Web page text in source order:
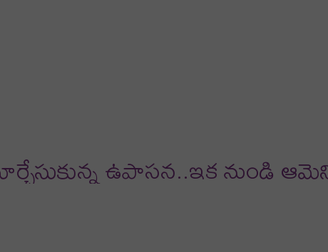
మార్చేసుకున్న ఉపాసన..ఇక నుండి